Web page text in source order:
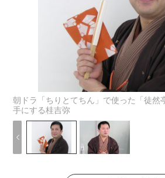
朝ドラ「ちりとてちん」で使った「徒然
手にする桂吉弥